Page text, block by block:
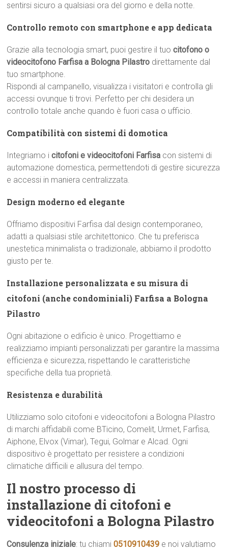
sentirsi sicuro a qualsiasi ora del giorno e della notte.
Controllo remoto con smartphone e app dedicata
Grazie alla tecnologia smart, puoi gestire il tuocitofono o
videocitofono Farfisa a Bologna Pilastro direttamente dal
tuo smartphone.
Rispondi al campanello, visualizza i visitatori e controlla gli
accessi ovunque ti trovi. Perfetto per chi desidera un
controllo totale anche quando è fuori casa o ufficio.
Compatibilità con sistemi di domotica
Integriamo icitofoni e videocitofoni Farfisa con sistemi di
automazione domestica, permettendoti di gestire sicurezza
e accessi in maniera centralizzata.
Design moderno ed elegante
Offriamo dispositivi Farfisa dal design contemporaneo,
adatti a qualsiasi stile architettonico. Che tu preferisca
unestetica minimalista o tradizionale, abbiamo il prodotto
giusto per te.
Installazione personalizzata e su misura di
citofoni (anche condominiali) Farfisa a Bologna
Pilastro
Ogni abitazione o edificio è unico. Progettiamo e
realizziamo impianti personalizzati per garantire la massima
efficienza e sicurezza, rispettando le caratteristiche
specifiche della tua proprietà.
Resistenza e durabilità
Utilizziamo solo citofoni e videocitofoni a Bologna Pilastro
di marchi affidabili come BTicino, Comelit, Urmet, Farfisa,
Aiphone, Elvox (Vimar), Tegui, Golmar e Alcad. Ogni
dispositivo è progettato per resistere a condizioni
climatiche difficili e allusura del tempo.
Il nostro processo di
installazione di citofoni e
videocitofoni a Bologna Pilastro
Consulenza iniziale: tu chiami0510910439 e noi valutiamo